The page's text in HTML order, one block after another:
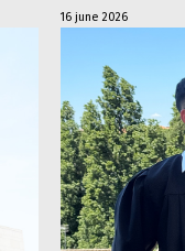
16 june 2026